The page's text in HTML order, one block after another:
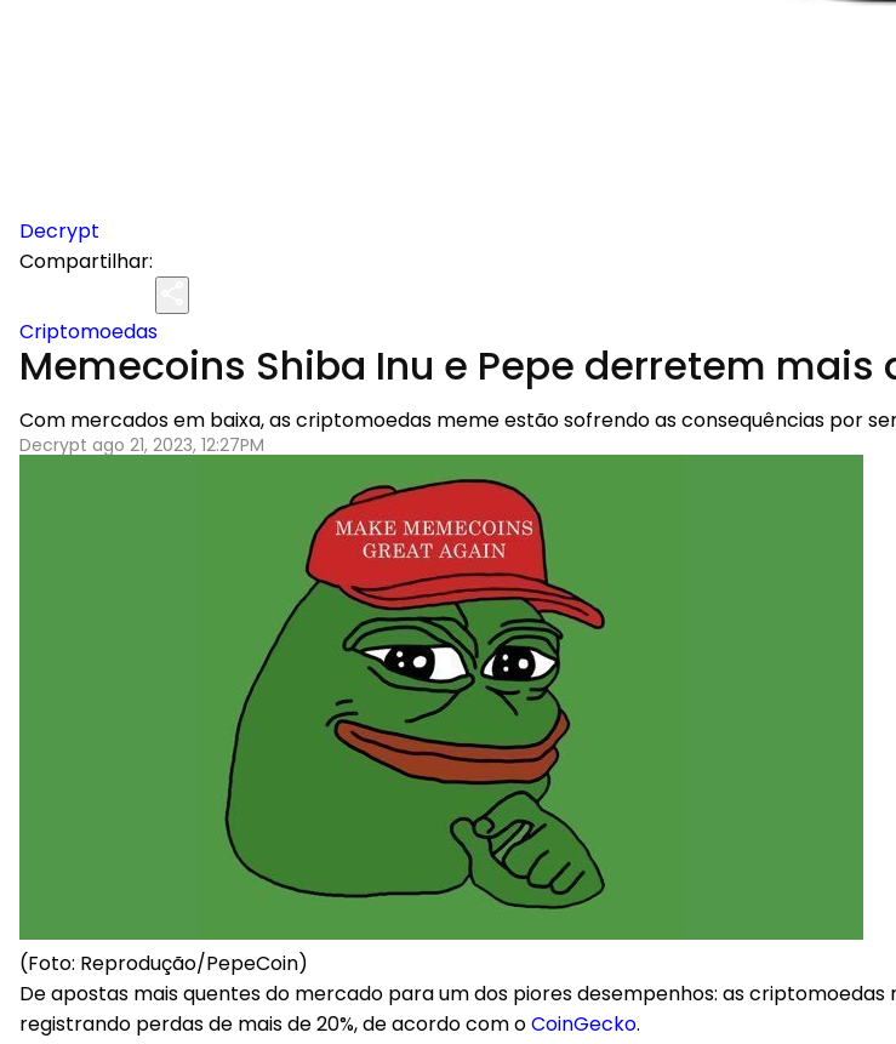
Decrypt
Compartilhar:
Criptomoedas
Memecoins Shiba Inu e Pepe derretem mais
Com mercados em baixa, as criptomoedas meme estão sofrendo as consequências por
Decrypt ago 21, 2023, 12:27PM
(Foto: Reprodução/PepeCoin)
De apostas mais quentes do mercado para um dos piores desempenhos: as criptomoedas
registrando perdas de mais de 20%, de acordo com oCoinGecko.